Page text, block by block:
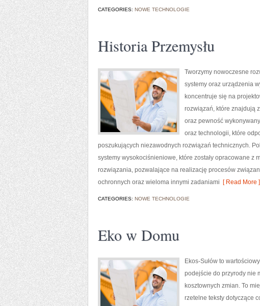
CATEGORIES: NOWE TECHNOLOGIE
Historia Przemysłu
Tworzymy nowoczesne
systemy oraz urządzenia
koncentruje się na
rozwiązań, które znajdują
oraz pewność
oraz technologii, które
poszukujących niezawodnych rozwiązań technicznych.
systemy wysokociśnieniowe, które zostały opracowane
rozwiązania, pozwalające na realizację procesów
ochronnych oraz wieloma innymi zadaniami [ Read More ]
CATEGORIES: NOWE TECHNOLOGIE
Eko w Domu
Ekos-Sułów to
podejście do przyrody nie
kosztownych zmian. To
rzetelne teksty dotyczące